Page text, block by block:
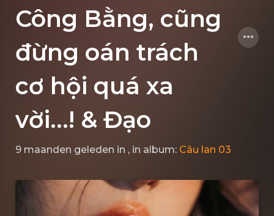
Công Bằng, cũng
đừng oán trách
cơ hội quá xa
vời...! & Đạo
9 maanden geleden in , in album: Câu lan 03